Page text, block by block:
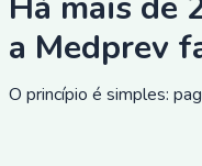
a Medprev
O princípio é simples: